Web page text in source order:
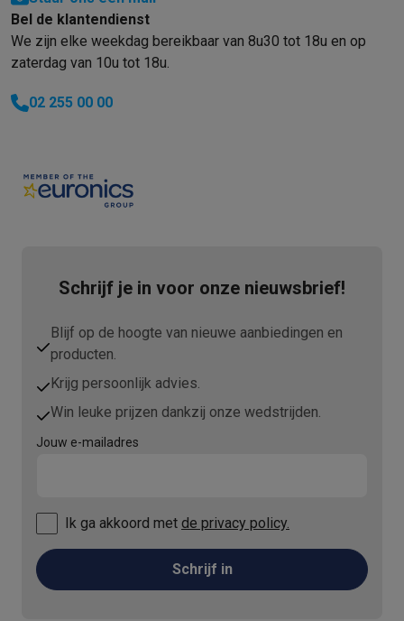
Bel de klantendienst
We zijn elke weekdag bereikbaar van 8u30 tot 18u en op
zaterdag van 10u tot 18u.
02 255 00 00
Schrijf je in voor onze nieuwsbrief!
Blijf op de hoogte van nieuwe aanbiedingen en
producten.
Krijg persoonlijk advies.
Win leuke prijzen dankzij onze wedstrijden.
Jouw e-mailadres
Ik ga akkoord met de privacy policy.
Schrijf in